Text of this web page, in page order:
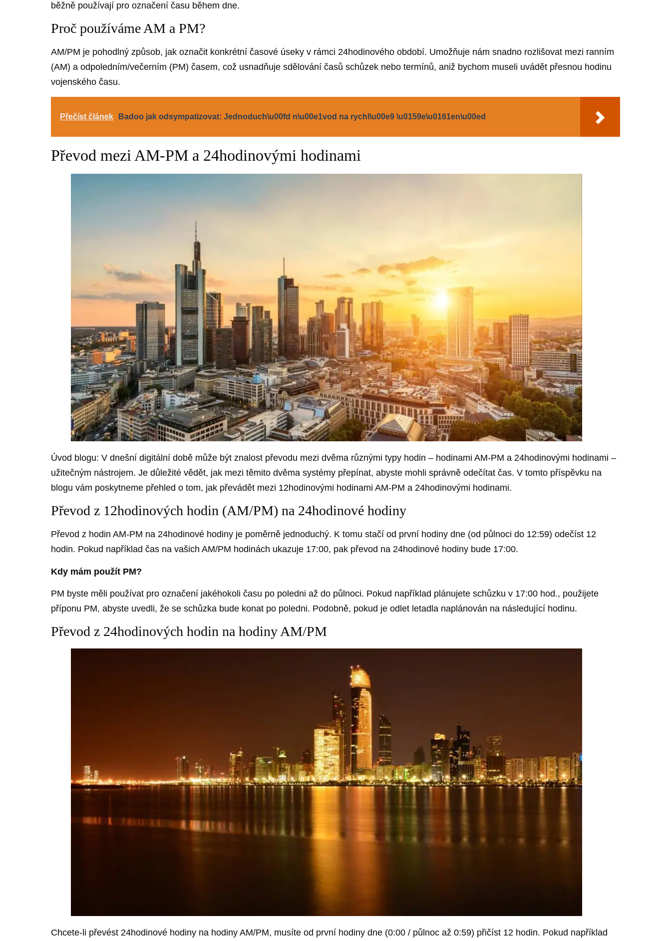
běžně používají pro označení času během dne.
Proč používáme AM a PM?
AM/PM je pohodlný způsob, jak označit konkrétní časové úseky v rámci 24hodinového období. Umožňuje nám snadno rozlišovat mezi ranním
(AM) a odpoledním/večerním (PM) časem, což usnadňuje sdělování časů schůzek nebo termínů, aniž bychom museli uvádět přesnou hodinu
vojenského času.
Přečíst článek Badoo jak odsympatizovat: Jednoduch\u00fd n\u00e1vod na rychl\u00e9 \u0159e\u0161en\u00ed
Převod mezi AM-PM a 24hodinovými hodinami
Úvod blogu: V dnešní digitální době může být znalost převodu mezi dvěma různými typy hodin – hodinami AM-PM a 24hodinovými hodinami –
užitečným nástrojem. Je důležité vědět, jak mezi těmito dvěma systémy přepínat, abyste mohli správně odečítat čas. V tomto příspěvku na
blogu vám poskytneme přehled o tom, jak převádět mezi 12hodinovými hodinami AM-PM a 24hodinovými hodinami.
Převod z 12hodinových hodin (AM/PM) na 24hodinové hodiny
Převod z hodin AM-PM na 24hodinové hodiny je poměrně jednoduchý. K tomu stačí od první hodiny dne (od půlnoci do 12:59) odečíst 12
hodin. Pokud například čas na vašich AM/PM hodinách ukazuje 17:00, pak převod na 24hodinové hodiny bude 17:00.
Kdy mám použít PM?
PM byste měli používat pro označení jakéhokoli času po poledni až do půlnoci. Pokud například plánujete schůzku v 17:00 hod., použijete
příponu PM, abyste uvedli, že se schůzka bude konat po poledni. Podobně, pokud je odlet letadla naplánován na následující hodinu.
Převod z 24hodinových hodin na hodiny AM/PM
Chcete-li převést 24hodinové hodiny na hodiny AM/PM, musíte od první hodiny dne (0:00 / půlnoc až 0:59) přičíst 12 hodin. Pokud například